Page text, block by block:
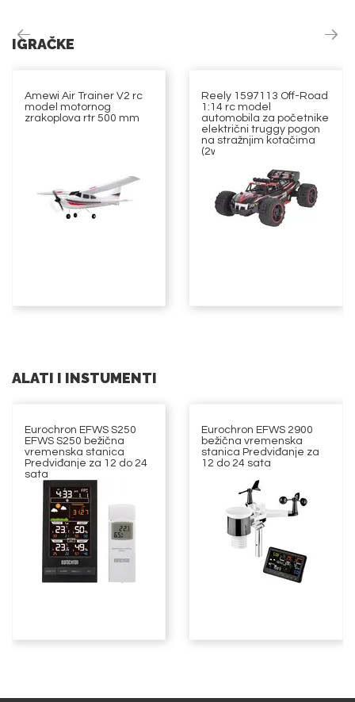
IGRAČKE
Amewi Air Trainer V2 rc
model motornog
zrakoplova rtr 500 mm
Reely 1597113 Off-Road
1:14 rc model
automobila za početnike
električni truggy pogon
na stražnjim kotačima
(2wd)
ALATI I INSTUMENTI
Eurochron EFWS S250
EFWS S250 bežična
vremenska stanica
Predviđanje za 12 do 24
sata
Eurochron EFWS 2900
bežična vremenska
stanica Predviđanje za
12 do 24 sata